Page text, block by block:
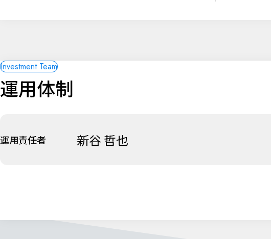
運用体制
運用責任者 新谷 哲也